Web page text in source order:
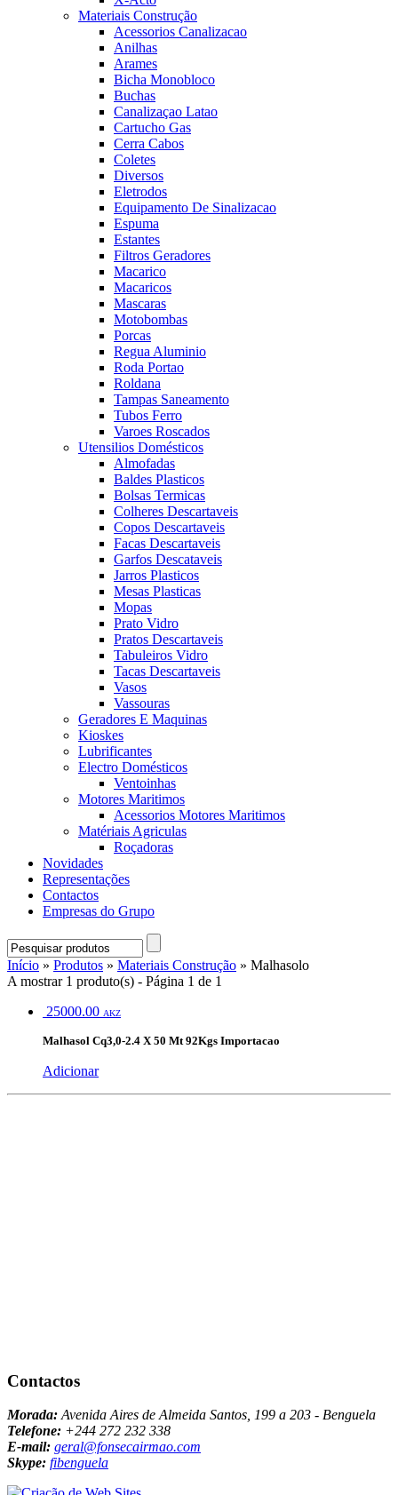
Materiais Construção
Acessorios Canalizacao
Anilhas
Arames
Bicha Monobloco
Buchas
Canalizaçao Latao
Cartucho Gas
Cerra Cabos
Coletes
Diversos
Eletrodos
Equipamento De Sinalizacao
Espuma
Estantes
Filtros Geradores
Macarico
Macaricos
Mascaras
Motobombas
Porcas
Regua Aluminio
Roda Portao
Roldana
Tampas Saneamento
Tubos Ferro
Varoes Roscados
Utensilios Domésticos
Almofadas
Baldes Plasticos
Bolsas Termicas
Colheres Descartaveis
Copos Descartaveis
Facas Descartaveis
Garfos Descataveis
Jarros Plasticos
Mesas Plasticas
Mopas
Prato Vidro
Pratos Descartaveis
Tabuleiros Vidro
Tacas Descartaveis
Vasos
Vassouras
Geradores E Maquinas
Kioskes
Lubrificantes
Electro Domésticos
Ventoinhas
Motores Maritimos
Acessorios Motores Maritimos
Matériais Agriculas
Roçadoras
Novidades
Representações
Contactos
Empresas do Grupo
Início » Produtos » Materiais Construção » Malhasolo
A mostrar 1 produto(s) - Página 1 de 1
25000.00 AKZ
Malhasol Cq3,0-2.4 X 50 Mt 92Kgs Importacao
Adicionar
Contactos
Morada:Avenida Aires de Almeida Santos, 199 a 203 - Benguela
Telefone: +244 272 232 338
E-mail: geral@fonsecairmao.com
Skype: fibenguela